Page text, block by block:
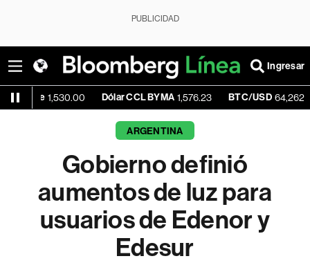
PUBLICIDAD
Ingresar
Dólar CCL BYMA 1,576.23 BTC/USD 64,262.08 -
ARGENTINA
Gobierno definió
aumentos de luz para
usuarios de Edenor y
Edesur